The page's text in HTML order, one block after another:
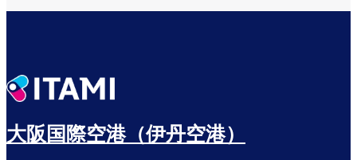
大阪国際空港（伊丹空港）